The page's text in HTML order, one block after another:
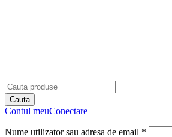
Contul meuConectare
Nume utilizator sau adresa de email *